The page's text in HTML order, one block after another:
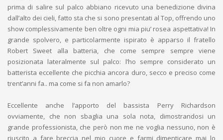
prima di salire sul palco abbiano ricevuto una benedizione divina
dall’alto dei cieli, fatto sta che si sono presentati al Top, offrendo uno
show complessivamente ben oltre ogni mia piu’ rosea aspettativa! In
grande spolvero, e particolarmente ispirato è apparso il fratello
Robert Sweet alla batteria, che come sempre sempre viene
posizionata lateralmente sul palco: l’ho sempre considerato un
batterista eccellente che picchia ancora duro, secco e preciso come
trent’anni fa.. ma come si fa non amarlo?
Eccellente anche l’apporto del bassista Perry Richardson
ovviamente, che non sbaglia una sola nota, dimostrandosi un
grande professionista, che però non me ne voglia nessuno, non è
riuscito a fare breccia nel mio cuore e farmi dimenticare mai lo